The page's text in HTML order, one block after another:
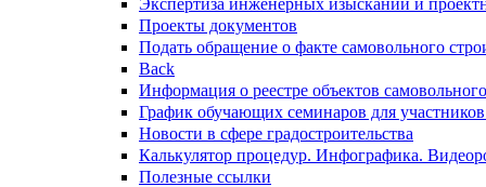
Экспертиза инженерных изысканий и
Проекты документов
Подать обращение о факте самовольного
Back
Информация о реестре объектов
График обучающих семинаров для участников
Новости в сфере градостроительства
Калькулятор процедур. Инфографика.
Полезные ссылки